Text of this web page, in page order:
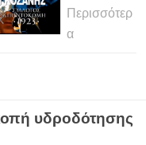
Περισσότερ
α
υδροδότησης